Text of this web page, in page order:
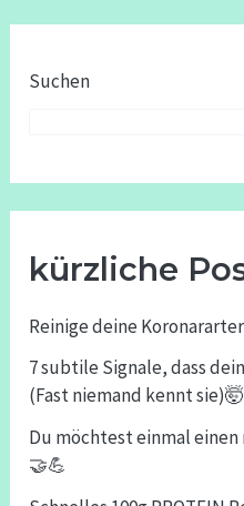
Suchen
kürzliche
Reinige deine
7 subtile Signale, dass
(Fast niemand kennt sie)🤯
Du möchtest einmal
🤝💪